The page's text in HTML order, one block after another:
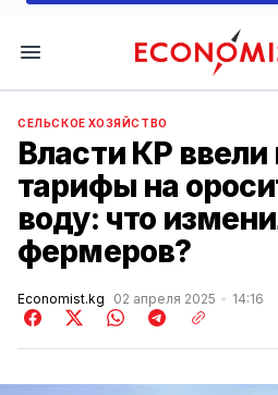
Economist.kg
СЕЛЬСКОЕ ХОЗЯЙСТВО
Власти КР
тарифы на
воду: что
фермеров?
Economist.kg 02 апреля 2025 14:16